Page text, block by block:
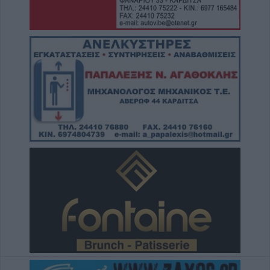
Σε αναζήτηση λύσης για το χρόνιο
πρόβλημα των ανεπιτήρητων βοοειδών σε
κοινότητες του Δήμου Παλαμά
8 Αυγούστου 2026, 14:49
Ακυρώθηκε απόφαση του Περιφερειάρχη
Θεσσαλίας Δημ. Κουρέτα για το θαλάσσιο
σκι στη λίμνη Σμοκόβου
8 Αυγούστου 2026, 13:44
Συνεδρίαση Επιτροπής Εκτίμησης Κινδύνου
για τους ισχυρούς ανέμους και τις υψηλές
Την Κυριακή 9 Αυγούστου η κηδεία του
Αντώνιου Ηλ. Αντωνίου
Βλάβη στο δίκτυο υδροδότησης του Παλαμά